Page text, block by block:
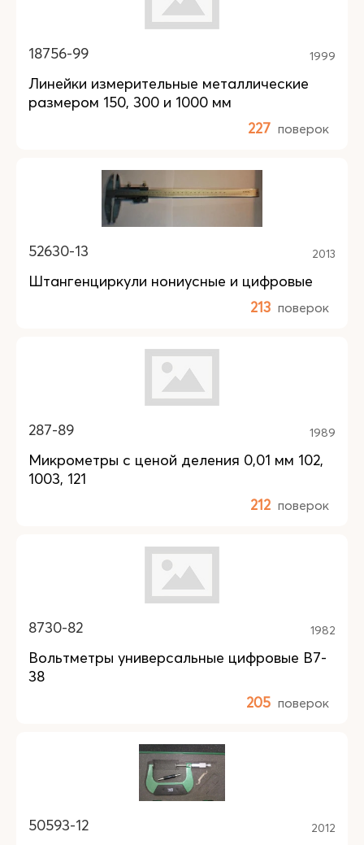
18756-99 1999
Линейки измерительные металлические
размером 150, 300 и 1000 мм
227 поверок
52630-13 2013
Штангенциркули нониусные и цифровые
213 поверок
287-89 1989
Микрометры с ценой деления 0,01 мм 102,
1003, 121
212 поверок
8730-82 1982
Вольтметры универсальные цифровые В7-
38
205 поверок
50593-12 2012